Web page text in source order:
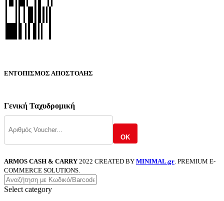
ΕΝΤΟΠΙΣΜΟΣ ΑΠΟΣΤΟΛΗΣ
Γενική Ταχυδρομική
OK
ARMOS CASH & CARRY 2022 CREATED BY MINIMAL.gr . PREMIUM E-
COMMERCE SOLUTIONS.
Select category